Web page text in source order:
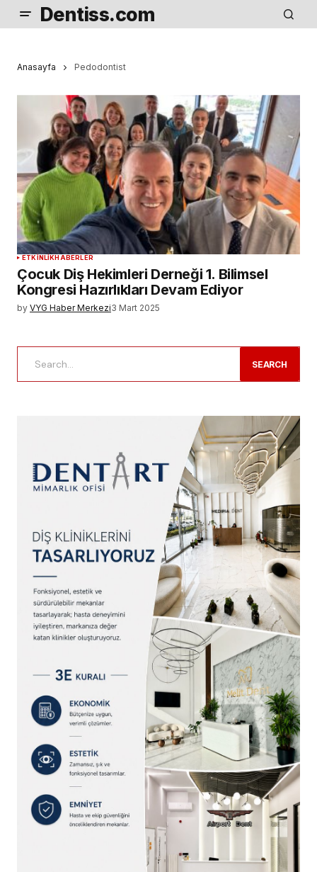
Dentiss.com
Anasayfa Pedodontist
ETKINLIKHABERLER
Çocuk Diş Hekimleri Derneği 1. Bilimsel
Kongresi Hazırlıkları Devam Ediyor
by VYG Haber Merkezi3 Mart 2025
SEARCH